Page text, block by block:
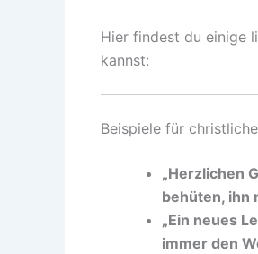
Hier findest du einige
kannst:
Beispiele für
„Herzlichen
behüten, ihn
„Ein neues
immer den